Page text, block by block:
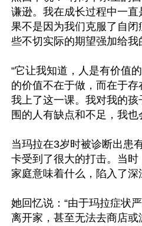
谦逊。我在成长过程中一
果不是因为我们克服了自
些不切实际的期望强加给我
“它让我知道，人是有价值
的价值不在于做，而在于
我上了这一课。我对我的孩
围的人有缺点和不足，我
当玛拉在3岁时被诊断出患
卡受到了很大的打击。当
家庭意味着什么，陷入了深
她回忆说：“由于玛拉症状
离开家，甚至无法去商店